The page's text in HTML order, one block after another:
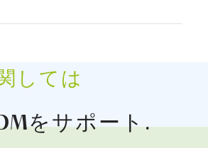
しては
をサポート.